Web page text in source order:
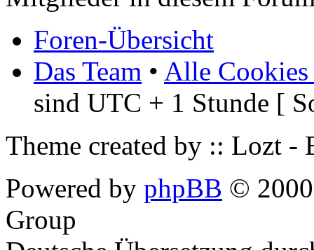
Foren-Übersicht
Das Team • Alle Cookies
sind UTC + 1 Stunde [
Theme created by :: Lozt -
Powered by phpBB ©
Group